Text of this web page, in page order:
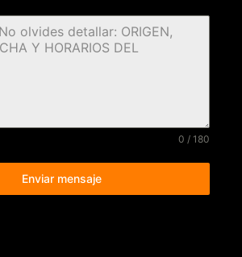
0 / 180
Enviar mensaje